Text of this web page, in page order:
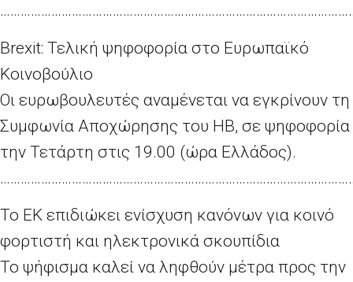
Brexit: Τελική ψηφοφορία στο Ευρωπαϊκό
Κοινοβούλιο
Οι ευρωβουλευτές αναμένεται να εγκρίνουν τη
Συμφωνία Αποχώρησης του HB, σε ψηφοφορία
την Τετάρτη στις 19.00 (ώρα Ελλάδος).
Το ΕΚ επιδιώκει ενίσχυση κανόνων για κοινό
φορτιστή και ηλεκτρονικά σκουπίδια
Το ψήφισμα καλεί να ληφθούν μέτρα προς την